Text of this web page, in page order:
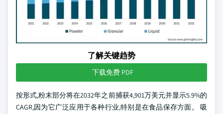
了解关键趋势
下载免费 PDF
按形式,粉末部分将在2032年之前捕获4,901万美元并显示5.9%的
CAGR,因为它广泛应用于各种行业,特别是在食品保存方面。 吸